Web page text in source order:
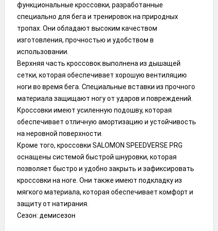
функциональные кроссовки, разработанные
специально для бега и тренировок на природных
тропах. Они обладают высоким качеством
изготовления, прочностью и удобством в
использовании.
Верхняя часть кроссовок выполнена из дышащей
сетки, которая обеспечивает хорошую вентиляцию
ноги во время бега. Специальные вставки из прочного
материала защищают ногу от ударов и повреждений.
Кроссовки имеют усиленную подошву, которая
обеспечивает отличную амортизацию и устойчивость
на неровной поверхности.
Кроме того, кроссовки SALOMON SPEEDVERSE PRG
оснащены системой быстрой шнуровки, которая
позволяет быстро и удобно закрыть и зафиксировать
кроссовки на ноге. Они также имеют подкладку из
мягкого материала, которая обеспечивает комфорт и
защиту от натирания.
Сезон: демисезон